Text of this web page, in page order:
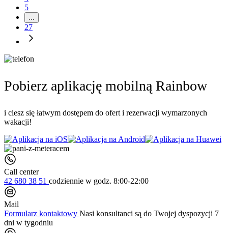
5
...
27
Pobierz aplikację mobilną Rainbow
i ciesz się łatwym dostępem do ofert i rezerwacji wymarzonych
wakacji!
Call center
42 680 38 51 codziennie w godz. 8:00-22:00
Mail
Formularz kontaktowy Nasi konsultanci są do Twojej dyspozycji 7
dni w tygodniu